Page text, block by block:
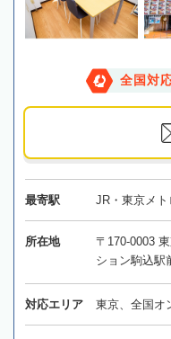
全国対
最寄駅 JR・東京メ
所在地
〒170-0003
ション駒込駅
対応エリア 東京、全国オ